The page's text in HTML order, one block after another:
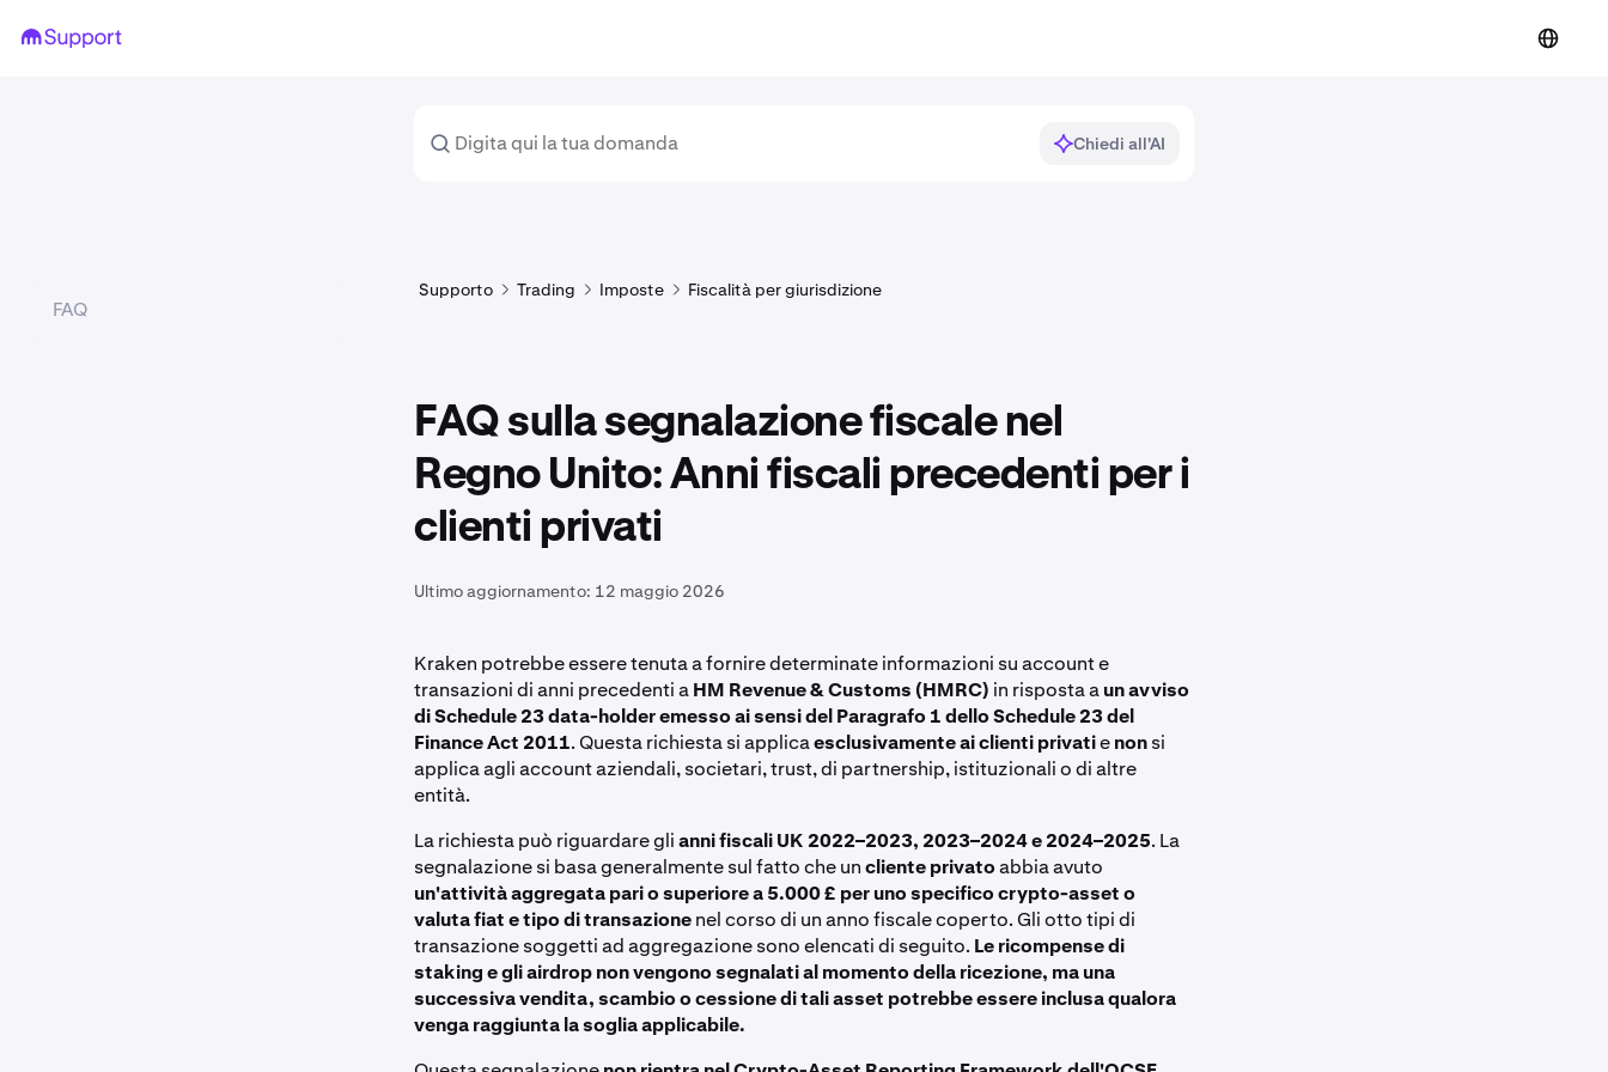
Chiedi all'AI
Supporto Trading Imposte Fiscalità per giurisdizione
FAQ sulla segnalazione fiscale nel
Regno Unito: Anni fiscali precedenti per i
clienti privati
Ultimo aggiornamento: 12 maggio 2026
Kraken potrebbe essere tenuta a fornire determinate informazioni su account e
transazioni di anni precedenti aHM Revenue & Customs (HMRC) in risposta aun avviso
di Schedule 23 data-holder emesso ai sensi del Paragrafo 1 dello Schedule 23 del
Finance Act 2011. Questa richiesta si applicaesclusivamente ai clienti privatienonsi
applica agli account aziendali, societari, trust, di partnership, istituzionali o di altre
entità.
La richiesta può riguardare glianni fiscali UK 2022–2023, 2023–2024 e 2024–2025. La
segnalazione si basa generalmente sul fatto che uncliente privatoabbia avuto
un'attività aggregata pari o superiore a 5.000 £ per uno specifico crypto-asset o
valuta fiat e tipo di transazionenel corso di un anno fiscale coperto. Gli otto tipi di
transazione soggetti ad aggregazione sono elencati di seguito. Le ricompense di
staking e gli airdrop non vengono segnalati al momento della ricezione, ma una
successiva vendita, scambio o cessione di tali asset potrebbe essere inclusa qualora
venga raggiunta la soglia applicabile.
FAQ